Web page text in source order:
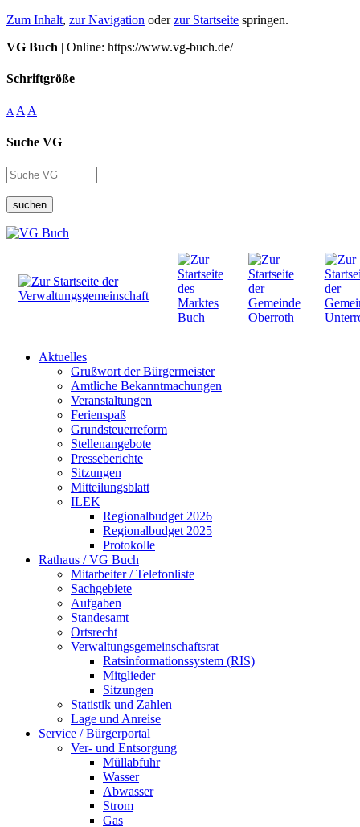
Zum Inhalt, zur Navigation oderzur Startseite springen.
VG Buch | Online: https://www.vg-buch.de/
Schriftgröße
A A A
Suche VG
suchen
Aktuelles
Grußwort der Bürgermeister
Amtliche Bekanntmachungen
Veranstaltungen
Ferienspaß
Grundsteuerreform
Stellenangebote
Presseberichte
Sitzungen
Mitteilungsblatt
ILEK
Regionalbudget 2026
Regionalbudget 2025
Protokolle
Rathaus / VG Buch
Mitarbeiter / Telefonliste
Sachgebiete
Aufgaben
Standesamt
Ortsrecht
Verwaltungsgemeinschaftsrat
Ratsinformationssystem (RIS)
Mitglieder
Sitzungen
Statistik und Zahlen
Lage und Anreise
Service / Bürgerportal
Ver- und Entsorgung
Müllabfuhr
Wasser
Abwasser
Strom
Gas